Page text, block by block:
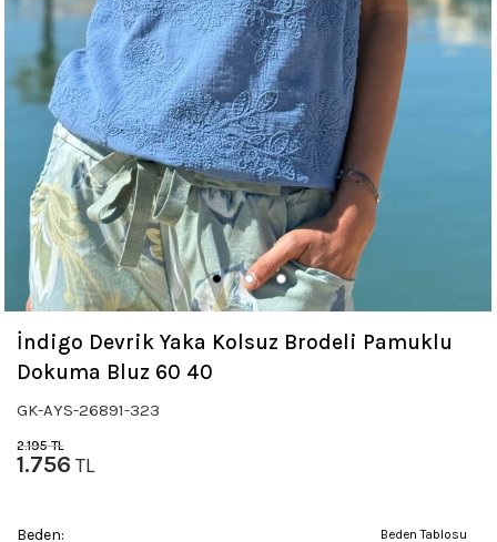
İndigo Devrik Yaka Kolsuz Brodeli Pamuklu
Dokuma Bluz 60 40
GK-AYS-26891-323
2.195TL
1.756 TL
Beden Tablosu
Beden: